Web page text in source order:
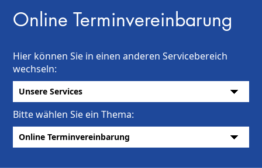
Online Terminvereinbarung
Hier können Sie in einen anderen Servicebereich
wechseln:
Bitte wählen Sie ein Thema: